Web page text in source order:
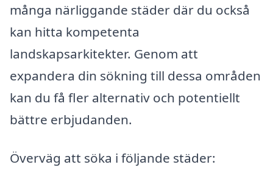
många närliggande städer där du också
kan hitta kompetenta
landskapsarkitekter. Genom att
expandera din sökning till dessa områden
kan du få fler alternativ och potentiellt
bättre erbjudanden.
Överväg att söka i följande städer: